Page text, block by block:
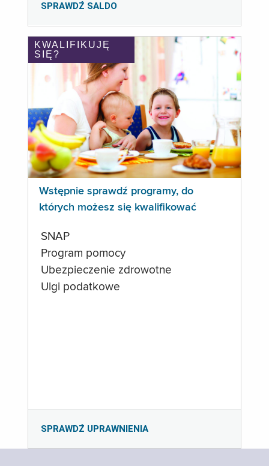
SPRAWDŹ SALDO
KWALIFIKUJĘ
SIĘ?
Wstępnie sprawdź programy, do
których możesz się kwalifikować
SNAP
Program pomocy
Ubezpieczenie zdrowotne
Ulgi podatkowe
SPRAWDŹ UPRAWNIENIA